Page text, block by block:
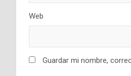
Web
Guardar mi nombre,